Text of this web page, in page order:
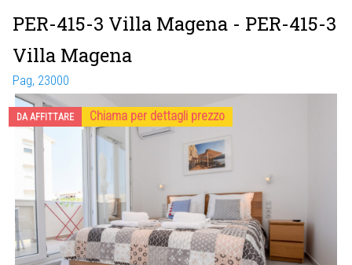
PER-415-3 Villa Magena - PER-415-3
Villa Magena
Pag, 23000
DA AFFITTARE Chiama per dettagli prezzo